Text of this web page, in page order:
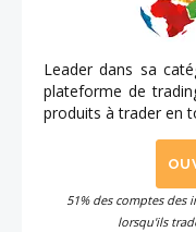
Leader dans sa
plateforme de
produits à trader en
51% des comptes des
lorsqu'ils